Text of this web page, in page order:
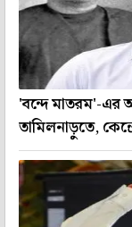
'বন্দে মাতরম'-এর
তামিলনাড়ুতে,